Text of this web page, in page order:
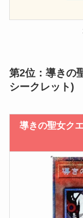
第2位：導きの
シークレット)
導きの聖女ク